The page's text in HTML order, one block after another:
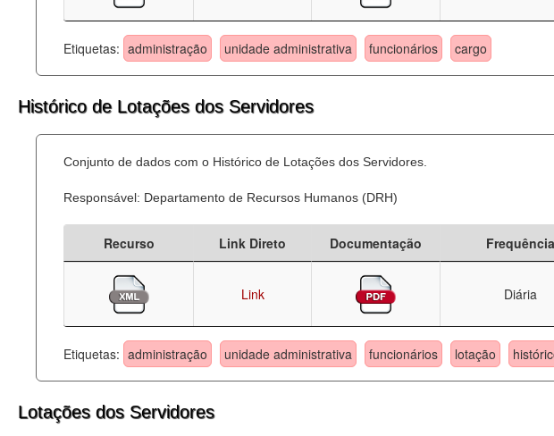
Etiquetas: administração unidade administrativa funcionários cargo
Histórico de Lotações dos Servidores
Conjunto de dados com o Histórico de Lotações dos Servidores.
Responsável: Departamento de Recursos Humanos (DRH)
Recurso Link Direto Documentação Frequência
Link Diária
Etiquetas: administração unidade administrativa funcionários lotação
Lotações dos Servidores